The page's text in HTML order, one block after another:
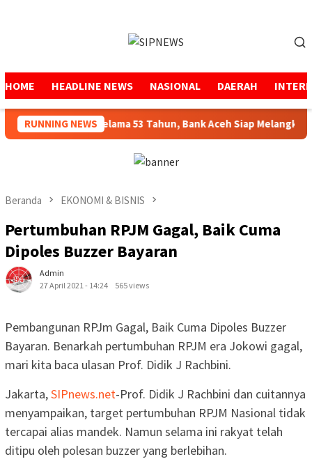
HOME HEADLINE NEWS NASIONAL DAERAH
RUNNING NEWS
Amanah Selama 53 Tahun, Bank Aceh Siap Melangkah
Beranda EKONOMI & BISNIS
Pertumbuhan RPJM Gagal, Baik Cuma
Dipoles Buzzer Bayaran
Admin
27 April 2021 - 14:24
565 views
Pembangunan RPJm Gagal, Baik Cuma Dipoles Buzzer
Bayaran. Benarkah pertumbuhan RPJM era Jokowi gagal,
mari kita baca ulasan Prof. Didik J Rachbini.
Jakarta,SIPnews.net-Prof. Didik J Rachbini dan cuitannya
menyampaikan, target pertumbuhan RPJM Nasional tidak
tercapai alias mandek. Namun selama ini rakyat telah
ditipu oleh polesan buzzer yang berlebihan.